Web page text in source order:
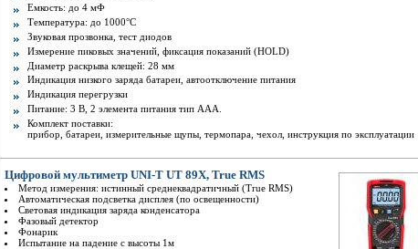
Емкость: до 4 мФ
Температура: до 1000°С
Звуковая прозвонка, тест диодов
Измерение пиковых значений, фиксация показаний (HOLD)
Диаметр раскрыва клещей: 28 мм
Индикация низкого заряда батареи, автоотключение питания
Индикация перегрузки
Питание: 3 В, 2 элемента питания тип AAА.
Комплект поставки:
прибор, батареи, измерительные щупы, термопара, чехол, инструкция по эксплуатации
Цифровой мультиметр UNI-T UT 89X, True RMS
Метод измерения: истинный среднеквадратичный (True RMS)
Автоматическая подсветка дисплея (по освещенности)
Световая индикация заряда конденсатора
Фазовый детектор
Фонарик
Испытание на падение с высоты 1м